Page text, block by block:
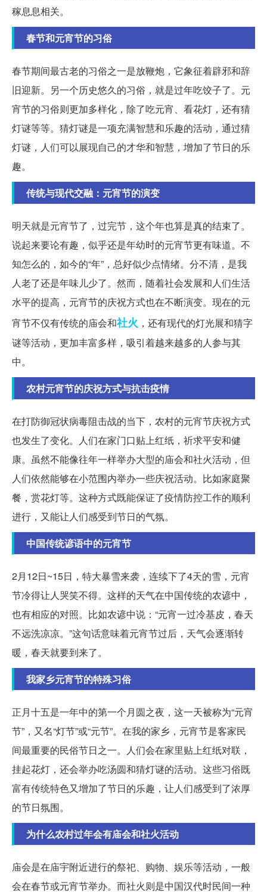
稼息息相关。
春节和元宵节的习俗
春节期间最古老的习俗之一是放鞭炮，它象征着辟邪和辞
旧迎新。另一个历史悠久的习俗，就是过年吃饺子了。元
宵节的习俗则更加多样化，除了吃元宵、看花灯，还有猜
灯谜等等。猜灯谜是一项充满智慧和乐趣的活动，通过猜
灯谜，人们可以展现自己的才华和智慧，增加了节日的乐
趣。
传统与现代交融：元宵节的演变
明天就是元宵节了，过完节，这个年也算是真的结束了。
说起来要论有趣，似乎还是年幼时的元宵节更有味道。不
知怎么的，如今的“年”，总好似少点情绪。分不清，是我
人老了还是年味儿少了。然而，随着社会发展和人们生活
水平的提高，元宵节的庆祝方式也在不断演变。现在的元
宵节不仅有传统的庙会和社火 ，还有现代的灯光展和猜字
谜等活动，更加丰富多样，吸引着越来越多的人参与其
中。
农村元宵节的庆祝方式与抗击疫情
在打防御冠状病毒阻击战的当下，农村的元宵节庆祝方式
也发生了变化。人们在家门口贴上红纸，祈求平安和健
康。虽然不能像往年一样举办大型的庙会和社火活动，但
人们依然能够在小范围内举办一些庆祝活动。比如家庭聚
餐，赏花灯等。这种方式既能保证了疫情防控工作的顺利
进行，又能让人们感受到节日的气氛。
中国传统谚语中的元宵节
2月12日~15日，特大暴雪来袭，连续下了4天的雪，元宵
节冷得让人哭笑不得。这样的天气在中国传统的农谚中，
也有相应的对照。比如农谚中说：“元宵一过冷基皮，春天
不远洗凉凉。”这句话意味着元宵节过后，天气会逐渐转
暖，春天就要到来了。
我家乡元宵节的特殊习俗
正月十五是一年中的第一个月圆之夜，这一天被称为“元宵
节”，又名“灯节”或“元节”。在我的家乡，元宵节是客家民
间最重要的民俗节日之一。人们会在家里贴上红纸对联，
挂起花灯，还会举办吃汤圆和猜灯谜的活动。这些习俗既
富有传统特色又增加了节日的乐趣，让人们感受到了浓厚
的节日氛围。
为什么农村过年会有庙会和社火活动
庙会是在庙宇附近进行的祭祀、购物、娱乐等活动，一般
会在春节或元宵节举办。而社火则是中国汉代时民间一种